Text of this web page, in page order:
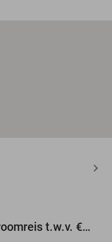
Maak gratis kans op een droomreis t.w.v. €3.000!